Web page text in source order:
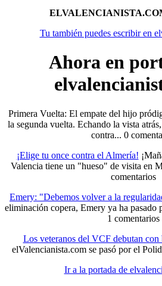
Tu también puedes escribir en
Ahora en
Primera Vuelta: El empate del hijo
la segunda vuelta. Echando la vista
contra... 0
¡Elige tu once contra el Almería!
Valencia tiene un "hueso" de visita en
comentarios
Emery: "Debemos volver a la
eliminación copera, Emery ya ha pasado
1 comentarios
Los veteranos del VCF debutan con
elValencianista.com se pasó por el
Ir a la portada de